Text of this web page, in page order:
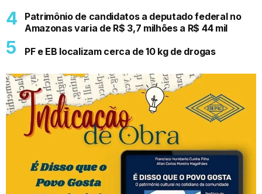
Patrimônio de candidatos a deputado federal no
Amazonas varia de R$ 3,7 milhões a R$ 44 mil
PF e EB localizam cerca de 10 kg de drogas